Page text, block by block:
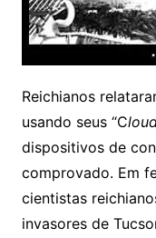
Reichianos
usando seus “C
dispositivos de
comprovado. Em
cientistas
invasores de